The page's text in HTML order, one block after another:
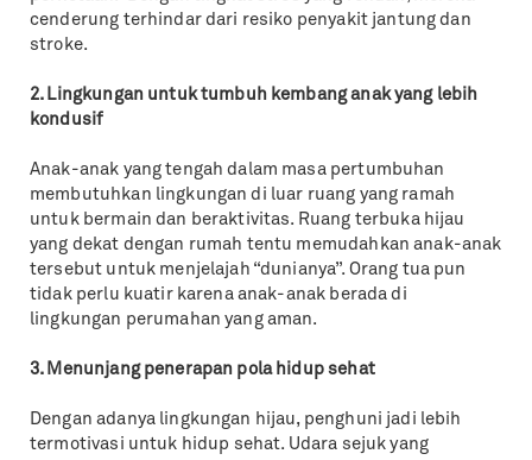
cenderung terhindar dari resiko penyakit jantung dan
stroke.
2. Lingkungan untuk tumbuh kembang anak yang lebih
kondusif
Anak-anak yang tengah dalam masa pertumbuhan
membutuhkan lingkungan di luar ruang yang ramah
untuk bermain dan beraktivitas. Ruang terbuka hijau
yang dekat dengan rumah tentu memudahkan anak-anak
tersebut untuk menjelajah “dunianya”. Orang tua pun
tidak perlu kuatir karena anak-anak berada di
lingkungan perumahan yang aman.
3. Menunjang penerapan pola hidup sehat
Dengan adanya lingkungan hijau, penghuni jadi lebih
termotivasi untuk hidup sehat. Udara sejuk yang